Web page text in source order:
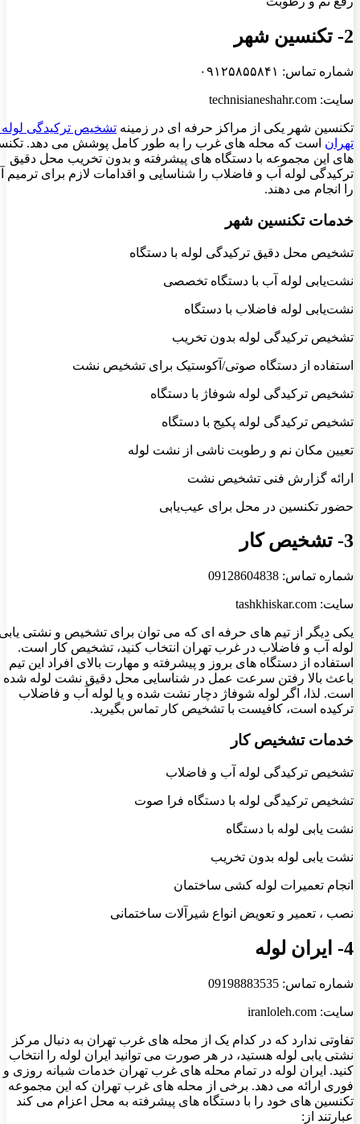
2- تکنسین شهر
شماره تماس: ۰۹۱۲۵۸۵۵۸۴۱
سایت: technisianeshahr.com
تکنسین شهر یکی از مراکز حرفه ای در زمینه تشخیص ترکیدگی لوله
تهران است که محله های غرب را به طور کامل پوشش می دهد.
های این مجموعه با دستگاه های پیشرفته و بدون تخریب محل دقیق
ترکیدگی لوله آب و فاضلاب را شناسایی و اقدامات لازم برای ترمیم
را انجام می دهند.
خدمات تکنسین شهر
تشخیص محل دقیق ترکیدگی لوله با دستگاه
نشت‌یابی لوله آب با دستگاه تخصصی
نشت‌یابی لوله فاضلاب با دستگاه
تشخیص ترکیدگی لوله بدون تخریب
استفاده از دستگاه صوتی/آکوستیک برای تشخیص نشت
تشخیص ترکیدگی لوله شوفاژ با دستگاه
تشخیص ترکیدگی لوله پکیج با دستگاه
تعیین مکان نم و رطوبت ناشی از نشت لوله
ارائه گزارش فنی تشخیص نشت
حضور تکنسین در محل برای عیب‌یابی
3- تشخیص کار
شماره تماس: 09128604838
سایت: tashkhiskar.com
یکی دیگر از تیم های حرفه ای که می توان برای تشخیص و نشتی
لوله آب و فاضلاب در غرب تهران انتخاب کنید، تشخیص کار است.
استفاده از دستگاه های بروز و پیشرفته و مهارت بالای افراد این تیم
باعث بالا رفتن سرعت عمل در شناسایی محل دقیق نشت لوله شده
است. لذا، اگر لوله شوفاژ دچار نشت شده و یا لوله آب و فاضلاب
ترکیده است، کافیست با تشخیص کار تماس بگیرید.
خدمات تشخیص کار
تشخیص ترکیدگی لوله آب و فاضلاب
تشخیص ترکیدگی لوله با دستگاه فرا صوت
نشت یابی لوله با دستگاه
نشت یابی لوله بدون تخریب
انجام تعمیرات لوله کشی ساختمان
نصب ، تعمیر و تعویض انواع شیرآلات ساختمانی
4- ایران لوله
شماره تماس: 09198883535
سایت: iranloleh.com
تفاوتی ندارد که در کدام یک از محله های غرب تهران به دنبال مرکز
نشتی یابی لوله هستید، در هر صورت می توانید ایران لوله را انتخاب
کنید. ایران لوله در تمام محله های غرب تهران خدمات شبانه روزی و
فوری ارائه می دهد. برخی از محله های غرب تهران که این مجموعه
تکنسین های خود را با دستگاه های پیشرفته به محل اعزام می کند
عبارتند از: